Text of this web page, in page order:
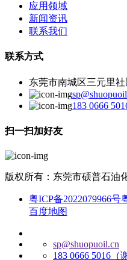
应用领域
新闻资讯
联系我们
联系方式
东莞市南城区三元里
183 0666
扫一扫加好友
版权所有：东莞市硕普石油
粤ICP备2022079966号
百度地图
sp@shuopuoil.cn
183 0666 5016（